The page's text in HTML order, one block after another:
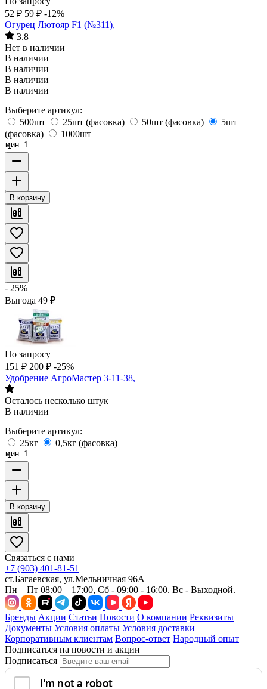
52 ₽ 59 ₽ -12%
Огурец Лютояр F1 (№311),
3.8
Нет в наличии
В наличии
В наличии
В наличии
В наличии
Выберите артикул:
500шт
25шт (фасовка) 50шт (фасовка)
5шт
(фасовка)
1000шт
мин. 1
В корзину
- 25%
Выгода 49 ₽
По запросу
151 ₽ 200 ₽ -25%
Удобрение АгроМастер 3-11-38,
Осталось несколько штук
В наличии
Выберите артикул:
25кг
0,5кг (фасовка)
мин. 1
В корзину
Связаться с нами
+7 (903) 401-81-51
ст.Багаевская, ул.Мельничная 96А
Пн—Пт 08:00 – 17:00, Сб - 09:00 - 16:00. Вс - Выходной.
Бренды Акции Статьи Новости О компании Реквизиты
Документы Условия оплаты Условия доставки
Корпоративным клиентам Вопрос-ответ Народный опыт
Подписаться на новости и акции
Подписаться